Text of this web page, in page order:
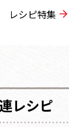
レシピ特集
レシピ